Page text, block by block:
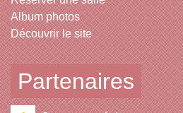
Album photos
Découvrir le site
Partenaires